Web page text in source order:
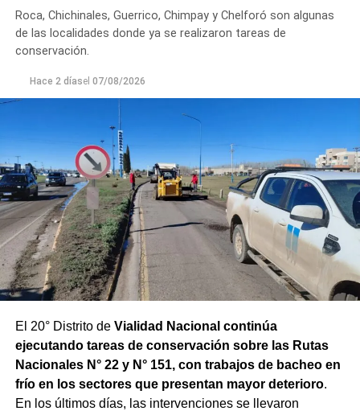
Los equipos técnicos de Aguas Rionegrinas mantienen
un seguimiento constante de la evolución de la turbiedad
con las condiciones que presenta el río.
Roca, Chichinales, Guerrico, Chimpay y Chelforó son algunas
de las localidades donde ya se realizaron tareas de
conservación.
Hace 2 díasel 07/08/2026
El 20° Distrito de Vialidad Nacional continúa
ejecutando tareas de conservación sobre las Rutas
Nacionales N° 22 y N° 151, con trabajos de bacheo en
frío en los sectores que presentan mayor deterioro.
En los últimos días, las intervenciones se llevaron